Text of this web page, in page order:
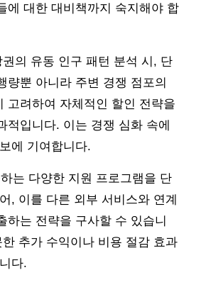
에 대한 대비책까지 숙지해야 합
의 유동 인구 패턴 분석 시, 단
량뿐 아니라 주변 경쟁 점포의
고려하여 자체적인 할인 전략을
적입니다. 이는 경쟁 심화 속에
에 기여합니다.
는 다양한 지원 프로그램을 단
, 이를 다른 외부 서비스와 연계
하는 전략을 구사할 수 있습니
추가 수익이나 비용 절감 효과
다.